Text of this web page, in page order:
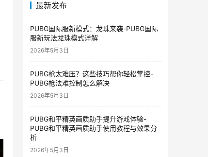
最新发布
PUBG国际服新模式：龙珠来袭-PUBG国际
服新玩法龙珠模式详解
2026年5月3日
PUBG枪太难压？这些技巧帮你轻松掌控-
PUBG枪法难控制怎么解决
2026年5月3日
PUBG和平精英画质助手提升游戏体验-
PUBG和平精英画质助手使用教程与效果分
析
2026年5月3日